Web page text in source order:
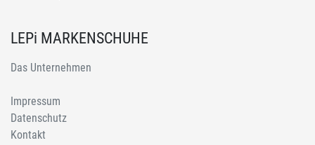
LEPi MARKENSCHUHE
Das Unternehmen
Impressum
Datenschutz
Kontakt